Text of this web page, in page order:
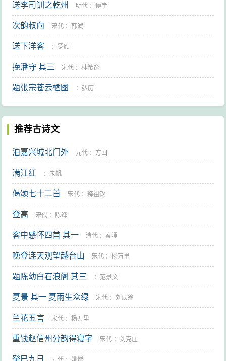
送李司训之乾州 明代 ：傅圭
次韵叔向 宋代 ：韩淲
送下洋客 ： 罗颀
挽潘守 其三 宋代 ：林希逸
题张宗苍云栖图 ： 弘历
推荐古诗文
泊嘉兴城北门外 元代 ： 方回
满江红 ：朱帆
偈颂七十二首 宋代 ：释祖钦
登高 宋代 ： 陈绛
客中感怀四首 其一 清代 ：秦涌
晚登连天观望越台山 宋代 ：杨万里
题陈幼白石浪阁 其三 ： 范景文
夏景 其一 夏雨生众绿 宋代 ：刘辰翁
兰花五言 宋代 ：杨万里
重饯赵信州分韵得寝字 宋代 ：刘克庄
癸巳九日